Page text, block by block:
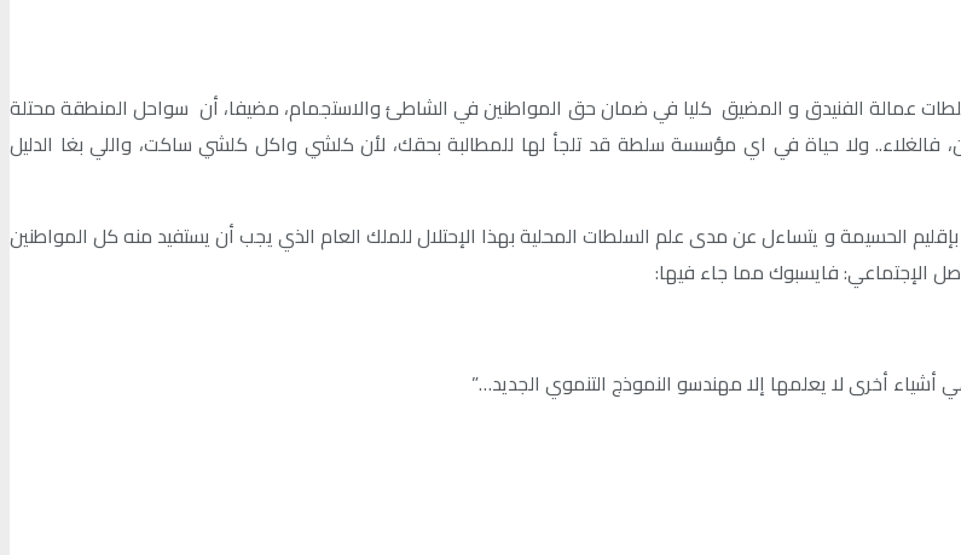
عمالة الفنيدق و المضيق كليا في ضمان حق المواطنين في الشاطئ والاستجمام، مضيفا، أن سواحل المنطقة محتلة
فالغلاء.. ولا حياة في اي مؤسسة سلطة قد تلجأ لها للمطالبة بحقك، لأن كلشي واكل كلشي ساكت، واللي بغا الدليل
الحسيمة و يتساءل عن مدى علم السلطات المحلية بهذا الإحتلال للملك العام الذي يجب أن يستفيد منه كل المواطنين
الإجتماعي: فايسبوك مما جاء فيها:
أخرى لا يعلمها إلا مهندسو النموذج التنموي الجديد…”